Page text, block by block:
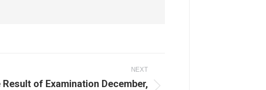
NEXT
Result of Examination December,